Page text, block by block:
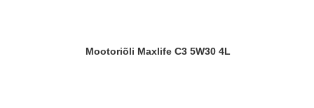
Mootoriõli Maxlife C3 5W30 4L